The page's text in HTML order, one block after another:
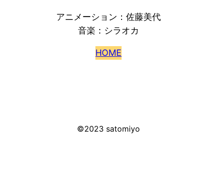
アニメーション：佐藤美代
音楽：シラオカ
HOME
©2023 satomiyo